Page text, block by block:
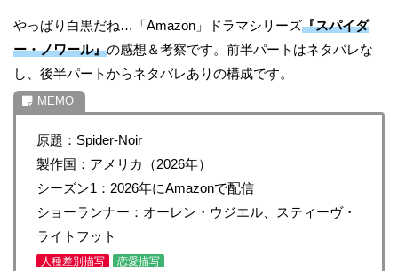
やっぱり白黒だね…「Amazon」ドラマシリーズ『スパイダ
ー・ノワール』の感想＆考察です。前半パートはネタバレな
し、後半パートからネタバレありの構成です。
原題：Spider-Noir
製作国：アメリカ（2026年）
シーズン1：2026年にAmazonで配信
ショーランナー：オーレン・ウジエル、スティーヴ・
ライトフット
人種差別描写 恋愛描写